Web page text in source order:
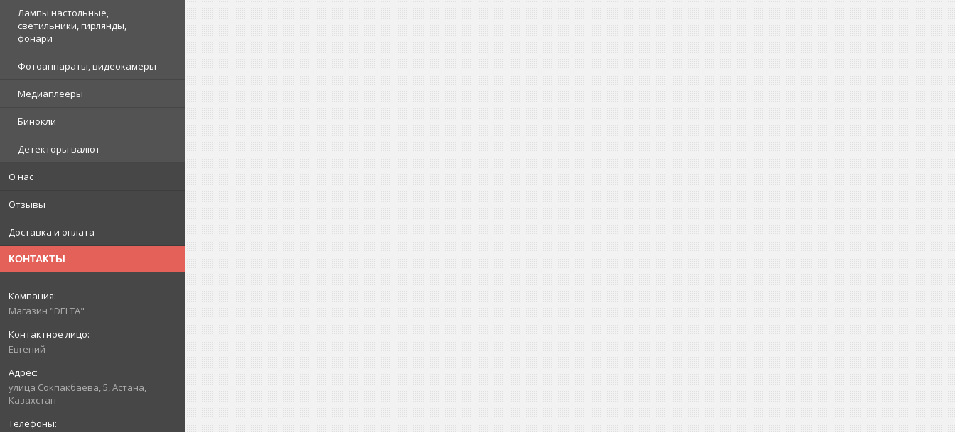
Лампы настольные,
светильники, гирлянды,
фонари
Фотоаппараты, видеокамеры
Медиаплееры
Бинокли
Детекторы валют
О нас
Отзывы
Доставка и оплата
КОНТАКТЫ
Магазин "DELTA"
Евгений
улица Сокпакбаева, 5, Астана,
Казахстан